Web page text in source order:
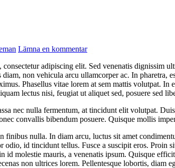
Lämna en kommentar
adipiscing elit. Sed venenatis dignissim
non vehicula arcu ullamcorper ac. In pharetra,
Phasellus vitae lorem at sem mattis volutpat.
lectus nisi, feugiat ut aliquet sed, posuere sed
nec nulla fermentum, at tincidunt elit volutpat.
convallis bibendum posuere. Quisque mollis
finibus nulla. In diam arcu, luctus sit amet
odio, id tincidunt tellus. Fusce a suscipit eros. Proin
id molestie mauris, a venenatis ipsum. Quisque
non ultrices lorem. Pellentesque lobortis, diam